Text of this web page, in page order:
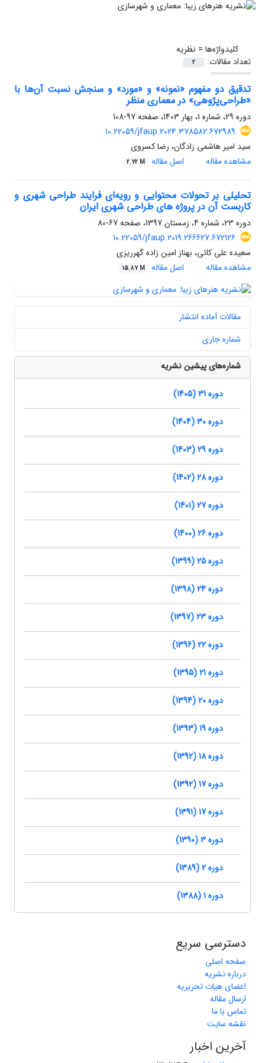
کلیدواژه‌ها = نظریه
تعداد مقالات:
2
تدقیق دو مفهوم «نمونه» و «مورد» و سنجش نسبت آن‌ها با
«طراحی‌پژوهی» در معماری منظر
دوره 29، شماره 1، بهار 1403، صفحه
97-108
10.22059/jfaup.2024.378582.672989
سید امیر هاشمی زادگان، رضا کسروی
مشاهده مقاله
اصل مقاله 2.72 M
تحلیلی بر تحولات محتوایی و رویه‌ای فرایند طراحی شهری و
کاربست آن در پروژه های طراحی شهری ایران
دوره 23، شماره 4، زمستان 1397، صفحه
67-80
10.22059/jfaup.2019.266627.672126
سعیده علی کائی، بهناز امین زاده گهرریزی
مشاهده مقاله
اصل مقاله 15.87 M
مقالات آماده انتشار
شماره جاری
شماره‌های پیشین نشریه
دوره 31 (1405)
دوره 30 (1404)
دوره 29 (1403)
دوره 28 (1402)
دوره 27 (1401)
دوره 26 (1400)
دوره 25 (1399)
دوره 24 (1398)
دوره 23 (1397)
دوره 22 (1396)
دوره 21 (1395)
دوره 20 (1394)
دوره 19 (1393)
دوره 18 (1392)
دوره 17 (1392)
دوره 17 (1391)
دوره 3 (1390)
دوره 2 (1389)
دوره 1 (1388)
دسترسی سریع
صفحه اصلی
درباره نشریه
اعضای هیات تحریریه
ارسال مقاله
تماس با ما
نقشه سایت
آخرین اخبار